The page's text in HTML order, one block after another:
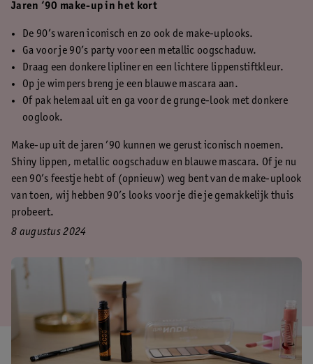
Jaren ‘90 make-up in het kort
De 90’s waren iconisch en zo ook de make-uplooks.
Ga voor je 90’s party voor een metallic oogschaduw.
Draag een donkere lipliner en een lichtere lippenstiftkleur.
Op je wimpers breng je een blauwe mascara aan.
Of pak helemaal uit en ga voor de grunge-look met donkere
ooglook.
Make-up uit de jaren ’90 kunnen we gerust iconisch noemen.
Shiny lippen, metallic oogschaduw en blauwe mascara. Of je nu
een 90’s feestje hebt of (opnieuw) weg bent van de make-uplook
van toen, wij hebben 90’s looks voor je die je gemakkelijk thuis
probeert.
8 augustus 2024